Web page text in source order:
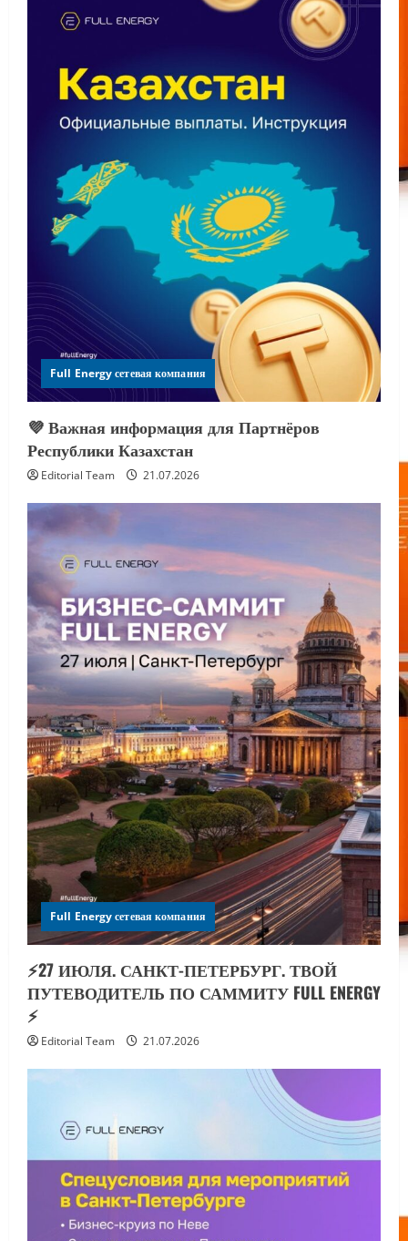
Full Energy сетевая компания
💜 Важная информация для Партнёров
Республики Казахстан
Editorial Team 21.07.2026
Full Energy сетевая компания
⚡️27 ИЮЛЯ. САНКТ-ПЕТЕРБУРГ. ТВОЙ
ПУТЕВОДИТЕЛЬ ПО САММИТУ FULL ENERGY
⚡️
Editorial Team 21.07.2026